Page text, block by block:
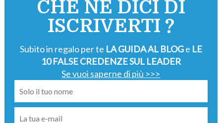
CHE NE DICI DI
ISCRIVERTI ?
Subito in regalo per te LA GUIDA AL BLOGe LE
10 FALSE CREDENZE SUL LEADER
Se vuoi saperne di più >>>